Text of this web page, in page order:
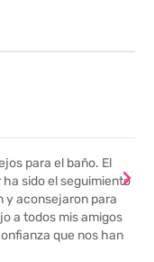
el baño. El
el seguimiento
para
mis amigos
que nos han